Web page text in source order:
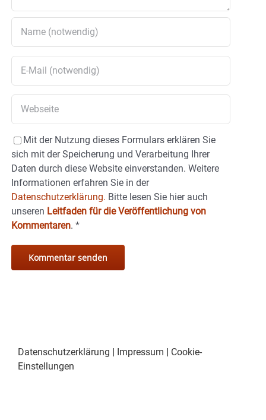
Mit der Nutzung dieses Formulars erklären Sie
sich mit der Speicherung und Verarbeitung Ihrer
Daten durch diese Website einverstanden. Weitere
Informationen erfahren Sie in der
Datenschutzerklärung. Bitte lesen Sie hier auch
unseren Leitfaden für die Veröffentlichung von
Kommentaren. *
Datenschutzerklärung | Impressum | Cookie-
Einstellungen